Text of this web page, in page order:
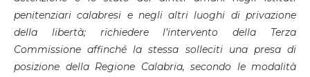
penitenziari calabresi e negli altri luoghi di privazione
della libertà; richiedere l’intervento della Terza
Commissione affinché la stessa solleciti una presa di
posizione della Regione Calabria, secondo le modalità